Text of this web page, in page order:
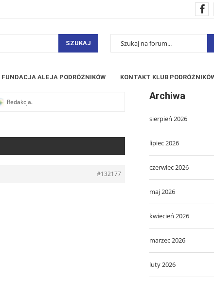
SZUKAJ
FUNDACJA ALEJA PODRÓŻNIKÓW KONTAKT KLUB
Redakcja.
#132177
Archiwa
sierpień 2026
lipiec 2026
czerwiec 2026
maj 2026
kwiecień 2026
marzec 2026
luty 2026